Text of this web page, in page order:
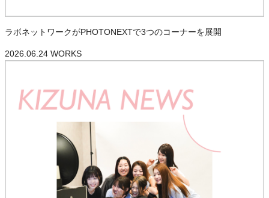
ラボネットワークがPHOTONEXTで3つのコーナーを展開
2026.06.24 WORKS